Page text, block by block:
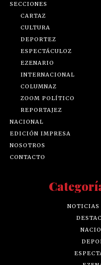
SECCIONES
CARTAZ
CULTURA
DEPORTEZ
ESPECTÁCULOZ
EZENARIO
INTERNACIONAL
COLUMNAZ
ZOOM POLÍTICO
REPORTAJEZ
NACIONAL
EDICIÓN IMPRESA
NOSOTROS
CONTACTO